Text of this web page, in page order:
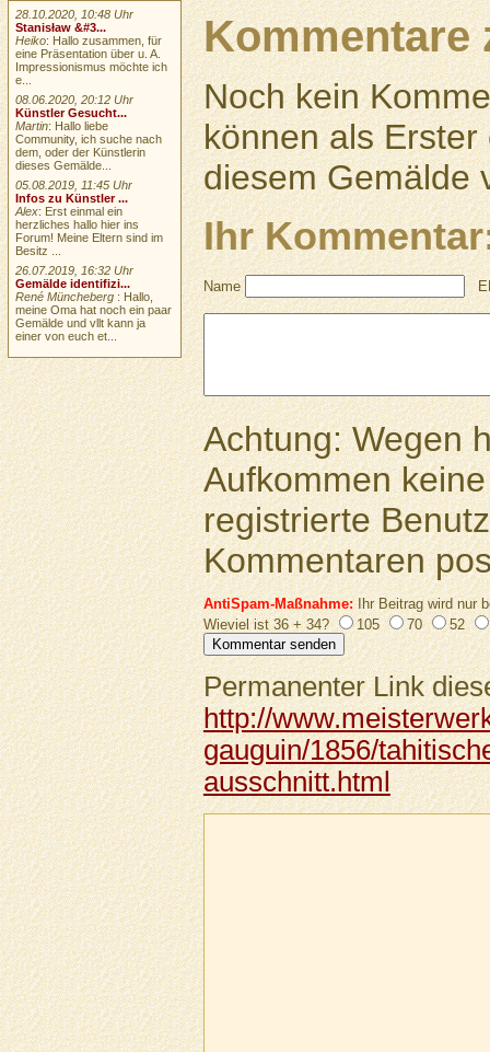
Kommentare
Noch kein
können als
diesem Gemälde
Ihr
Name
Achtung: Wegen
Aufkommen
registrierte
Kommentaren
AntiSpam-Maßnahme:Ihr Beitrag wird nur
Wieviel ist 36 + 34?
105 70 52
Permanenter Link
http://
gauguin/1856/
ausschnitt.html
28.10.2020, 10:48 Uhr
Stanisław &#3...
Heiko: Hallo zusammen, für
eine Präsentation über u. A.
Impressionismus möchte ich
e...
08.06.2020, 20:12 Uhr
Künstler Gesucht...
Martin: Hallo liebe
Community, ich suche nach
dem, oder der Künstlerin
dieses Gemälde...
05.08.2019, 11:45 Uhr
Infos zu Künstler ...
Alex: Erst einmal ein
herzliches hallo hier ins
Forum! Meine Eltern sind im
Besitz ...
26.07.2019, 16:32 Uhr
Gemälde identifizi...
René Müncheberg : Hallo,
meine Oma hat noch ein paar
Gemälde und vllt kann ja
einer von euch et...